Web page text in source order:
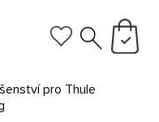
pro Thule